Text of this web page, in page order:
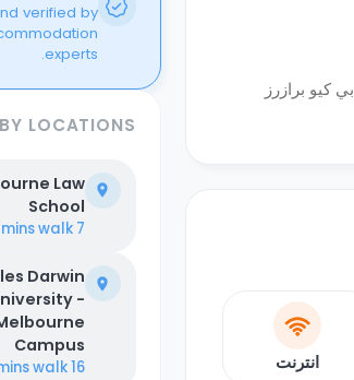
كيو برازرز
انترنت
verified by
experts.
LOCATIONS
Law
School
7 mins
walk
Darwin
-
Campus
16 mins
walk